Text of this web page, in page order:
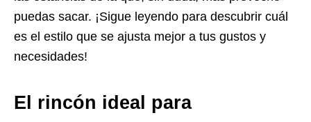
puedas sacar. ¡Sigue leyendo para descubrir cuál
es el estilo que se ajusta mejor a tus gustos y
necesidades!
El rincón ideal para